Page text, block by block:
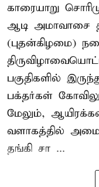
காரையாறு
ஆடி அமாவாசை
(புதன்கிழமை)
பகுதிகளில்
பக்தர்கள்
மேலும்,
வளாகத்தில்
தங்கி சா ...